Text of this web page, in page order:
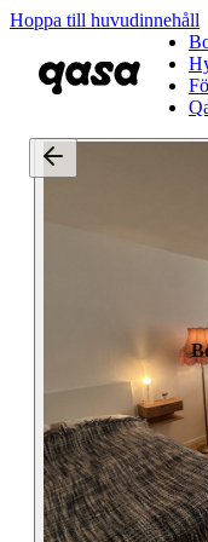
Hoppa till huvudinnehåll